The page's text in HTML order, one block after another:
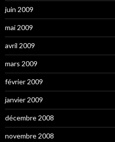
juin 2009
mai 2009
avril 2009
mars 2009
février 2009
janvier 2009
décembre 2008
novembre 2008